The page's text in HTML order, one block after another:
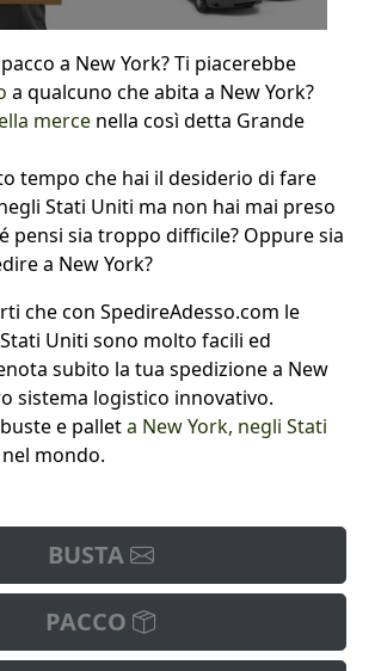
a New York? Ti piacerebbe
a qualcuno che abita a New York?
merce nella così detta Grande
tempo che hai il desiderio di fare
Stati Uniti ma non hai mai preso
pensi sia troppo difficile? Oppure sia
a New York?
che con SpedireAdesso.com le
Uniti sono molto facili ed
subito la tua spedizione a New
sistema logistico innovativo.
e palleta New York, negli Stati
mondo.
BUSTA
PACCO